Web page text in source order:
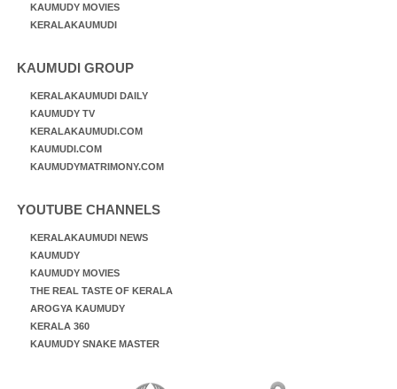
KAUMUDY MOVIES
KERALAKAUMUDI
KAUMUDI GROUP
KERALAKAUMUDI DAILY
KAUMUDY TV
KERALAKAUMUDI.COM
KAUMUDI.COM
KAUMUDYMATRIMONY.COM
YOUTUBE CHANNELS
KERALAKAUMUDI NEWS
KAUMUDY
KAUMUDY MOVIES
THE REAL TASTE OF KERALA
AROGYA KAUMUDY
KERALA 360
KAUMUDY SNAKE MASTER